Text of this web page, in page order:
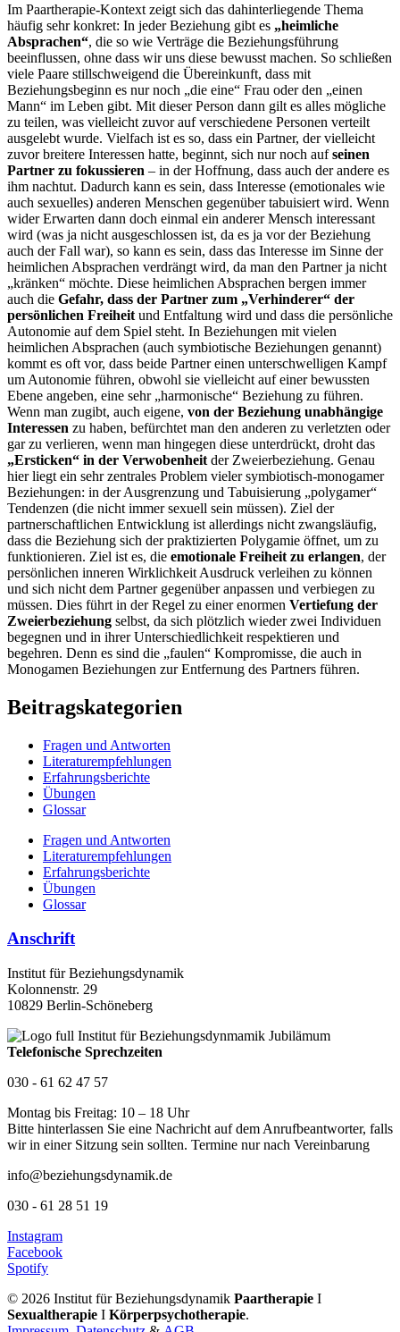
Im Paartherapie-Kontext zeigt sich das dahinterliegende Thema
häufig sehr konkret: In jeder Beziehung gibt es „heimliche
Absprachen“, die so wie Verträge die Beziehungsführung
beeinflussen, ohne dass wir uns diese bewusst machen. So schließen
viele Paare stillschweigend die Übereinkunft, dass mit
Beziehungsbeginn es nur noch „die eine“ Frau oder den „einen
Mann“ im Leben gibt. Mit dieser Person dann gilt es alles mögliche
zu teilen, was vielleicht zuvor auf verschiedene Personen verteilt
ausgelebt wurde. Vielfach ist es so, dass ein Partner, der vielleicht
zuvor breitere Interessen hatte, beginnt, sich nur noch aufseinen
Partner zu fokussieren – in der Hoffnung, dass auch der andere es
ihm nachtut. Dadurch kann es sein, dass Interesse (emotionales wie
auch sexuelles) anderen Menschen gegenüber tabuisiert wird. Wenn
wider Erwarten dann doch einmal ein anderer Mensch interessant
wird (was ja nicht ausgeschlossen ist, da es ja vor der Beziehung
auch der Fall war), so kann es sein, dass das Interesse im Sinne der
heimlichen Absprachen verdrängt wird, da man den Partner ja nicht
„kränken“ möchte. Diese heimlichen Absprachen bergen immer
auch die Gefahr, dass der Partner zum „Verhinderer“ der
persönlichen Freiheit und Entfaltung wird und dass die persönliche
Autonomie auf dem Spiel steht. In Beziehungen mit vielen
heimlichen Absprachen (auch symbiotische Beziehungen genannt)
kommt es oft vor, dass beide Partner einen unterschwelligen Kampf
um Autonomie führen, obwohl sie vielleicht auf einer bewussten
Ebene angeben, eine sehr „harmonische“ Beziehung zu führen.
Wenn man zugibt, auch eigene, von der Beziehung unabhängige
Interessen zu haben, befürchtet man den anderen zu verletzten oder
gar zu verlieren, wenn man hingegen diese unterdrückt, droht das
„Ersticken“ in der Verwobenheit der Zweierbeziehung. Genau
hier liegt ein sehr zentrales Problem vieler symbiotisch-monogamer
Beziehungen: in der Ausgrenzung und Tabuisierung „polygamer“
Tendenzen (die nicht immer sexuell sein müssen). Ziel der
partnerschaftlichen Entwicklung ist allerdings nicht zwangsläufig,
dass die Beziehung sich der praktizierten Polygamie öffnet, um zu
funktionieren. Ziel ist es, die emotionale Freiheit zu erlangen, der
persönlichen inneren Wirklichkeit Ausdruck verleihen zu können
und sich nicht dem Partner gegenüber anpassen und verbiegen zu
müssen. Dies führt in der Regel zu einer enormen Vertiefung der
Zweierbeziehung selbst, da sich plötzlich wieder zwei Individuen
begegnen und in ihrer Unterschiedlichkeit respektieren und
begehren. Denn es sind die „faulen“ Kompromisse, die auch in
Monogamen Beziehungen zur Entfernung des Partners führen.
Beitragskategorien
Fragen und Antworten
Literaturempfehlungen
Erfahrungsberichte
Übungen
Glossar
Fragen und Antworten
Literaturempfehlungen
Erfahrungsberichte
Übungen
Glossar
Anschrift
Institut für Beziehungsdynamik
Kolonnenstr. 29
10829 Berlin-Schöneberg
Telefonische Sprechzeiten
030 - 61 62 47 57
Montag bis Freitag: 10 – 18 Uhr
Bitte hinterlassen Sie eine Nachricht auf dem Anrufbeantworter, falls
wir in einer Sitzung sein sollten. Termine nur nach Vereinbarung
info@beziehungsdynamik.de
030 - 61 28 51 19
Instagram
Facebook
Spotify
© 2026 Institut für Beziehungsdynamik Paartherapie I
Sexualtherapie I Körperpsychotherapie.